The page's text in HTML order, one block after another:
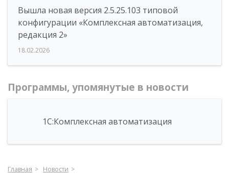
Вышла новая версия 2.5.25.103 типовой
конфигурации «Комплексная автоматизация,
редакция 2»
18.02.2026
Программы, упомянутые в новости
1С:Комплексная автоматизация
Главная
Новости